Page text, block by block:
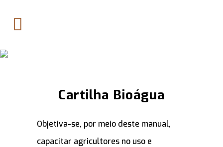
Cartilha Bioágua
Objetiva-se, por meio deste manual,
capacitar agricultores no uso e